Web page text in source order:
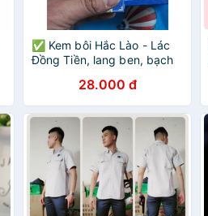
✅ Kem bôi Hắc Lào - Lác
Đồng Tiền, lang ben, bạch
28.000 đ